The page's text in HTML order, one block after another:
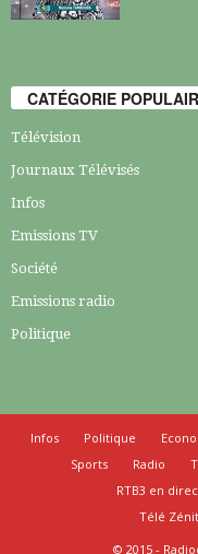
CATÉGORIE
Télévision
Journaux Télévisés
Infos
Emissions TV
Société
Emissions radio
Politique
Infos Politique
Sports
Radio
RTB3 en
Télé
© 2015 -